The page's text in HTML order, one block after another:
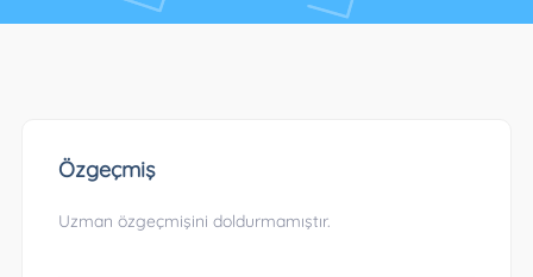
Özgeçmiş
Uzman özgeçmişini doldurmamıştır.